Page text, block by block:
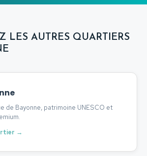
LES AUTRES QUARTIERS
de Bayonne, patrimoine UNESCO et
→